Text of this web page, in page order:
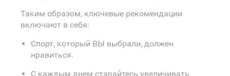
Таким образом, ключевые рекомендации
включают в себя:
Спорт, который ВЫ выбрали, должен
нравиться.
С каждым днем старайтесь увеличивать